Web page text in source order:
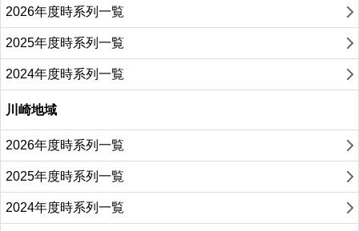
2026年度時系列一覧
2025年度時系列一覧
2024年度時系列一覧
川崎地域
2026年度時系列一覧
2025年度時系列一覧
2024年度時系列一覧